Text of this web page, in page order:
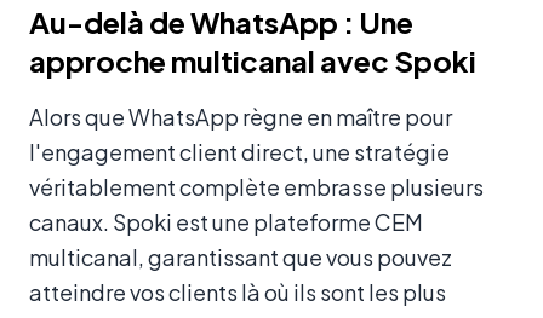
Au-delà de WhatsApp : Une
approche multicanal avec Spoki
Alors que WhatsApp règne en maître pour
l'engagement client direct, une stratégie
véritablement complète embrasse plusieurs
canaux. Spoki est une plateforme CEM
multicanal, garantissant que vous pouvez
atteindre vos clients là où ils sont les plus